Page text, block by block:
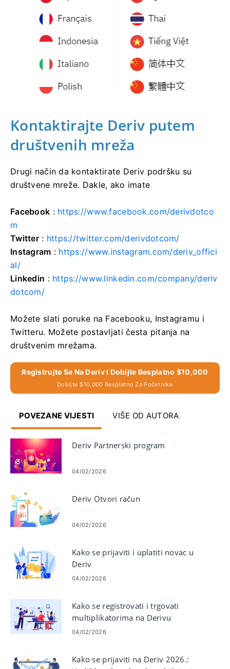
Kontaktirajte Deriv putem
društvenih mreža
Drugi način da kontaktirate Deriv podršku su
društvene mreže. Dakle, ako imate
Facebook : https://www.facebook.com/derivdotco
m
Twitter: https://twitter.com/derivdotcom/
Instagram : https://www.instagram.com/deriv_offici
al/
Linkedin : https://www.linkedin.com/company/deriv
dotcom/
Možete slati poruke na Facebooku, Instagramu i
Twitteru. Možete postavljati česta pitanja na
društvenim mrežama.
Registrujte Se Na Deriv I Dobijte Besplatno $10,000
Dobijte $10,000 Besplatno Za Početnike
POVEZANE VIJESTI VIŠE OD AUTORA
Deriv Partnerski program
04/02/2026
Deriv Otvori račun
04/02/2026
Kako se prijaviti i uplatiti novac u
Deriv
04/02/2026
Kako se registrovati i trgovati
multiplikatorima na Derivu
04/02/2026
Kako se prijaviti na Deriv 2026.: